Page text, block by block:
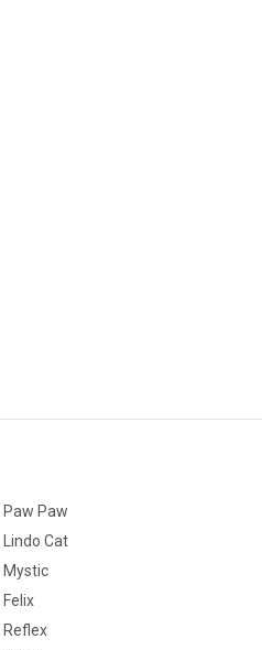
Paw Paw
Lindo Cat
Mystic
Felix
Reflex